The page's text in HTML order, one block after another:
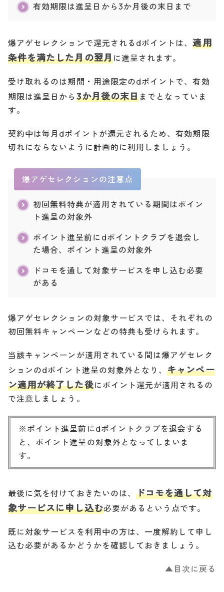
有効期限は進呈日から3か月後の末日まで
爆アゲセレクションで還元されるdポイントは、適用
条件を満たした月の翌月に進呈されます。
受け取れるのは期間・用途限定のdポイントで、有効
期限は進呈日から 3か月後の末日までとなっていま
す。
契約中は毎月dポイントが還元されるため、有効期限
切れにならないように計画的に利用しましょう。
爆アゲセレクションの注意点
初回無料特典が適用されている期間はポイン
ト進呈の対象外
ポイント進呈前にdポイントクラブを退会し
た場合、ポイント進呈の対象外
ドコモを通して対象サービスを申し込む必要
がある
爆アゲセレクションの対象サービスでは、それぞれの
初回無料キャンペーンなどの特典も受けられます。
当該キャンペーンが適用されている間は爆アゲセレク
ションのdポイント進呈の対象外となり、キャンペー
ン適用が終了した後にポイント還元が適用されるの
で注意しましょう。
※ポイント進呈前にdポイントクラブを退会する
と、ポイント進呈の対象外となってしまいま
す。
最後に気を付けておきたいのは、 ドコモを通して対
象サービスに申し込む必要があるという点です。
既に対象サービスを利用中の方は、一度解約して申し
込む必要があるかどうかを確認しておきましょう。
▲目次に戻る